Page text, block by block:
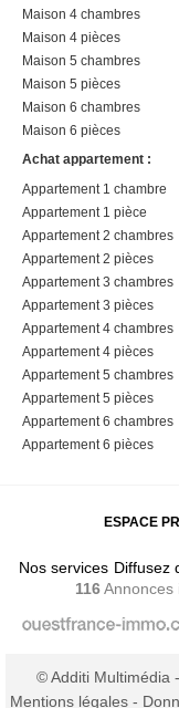
Maison 4 chambres
Maison 4 pièces
Maison 5 chambres
Maison 5 pièces
Maison 6 chambres
Maison 6 pièces
Achat appartement :
Appartement 1 chambre
Appartement 1 pièce
Appartement 2 chambres
Appartement 2 pièces
Appartement 3 chambres
Appartement 3 pièces
Appartement 4 chambres
Appartement 4 pièces
Appartement 5 chambres
Appartement 5 pièces
Appartement 6 chambres
Appartement 6 pièces
ESPACE
Nos services Diffusez
116Annonces
© Additi Multimédia -
Mentions légales -